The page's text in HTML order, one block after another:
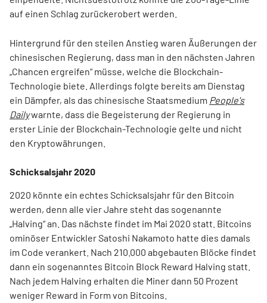
auf einen Schlag zurückerobert werden.
Hintergrund für den steilen Anstieg waren Äußerungen der
chinesischen Regierung, dass man in den nächsten Jahren
„Chancen ergreifen“ müsse, welche die Blockchain-
Technologie biete. Allerdings folgte bereits am Dienstag
ein Dämpfer, als das chinesische Staatsmedium People's
Dailywarnte, dass die Begeisterung der Regierung in
erster Linie der Blockchain-Technologie gelte und nicht
den Kryptowährungen.
Schicksalsjahr 2020
2020 könnte ein echtes Schicksalsjahr für den Bitcoin
werden, denn alle vier Jahre steht das sogenannte
„Halving“ an. Das nächste findet im Mai 2020 statt. Bitcoins
ominöser Entwickler Satoshi Nakamoto hatte dies damals
im Code verankert. Nach 210.000 abgebauten Blöcke findet
dann ein sogenanntes Bitcoin Block Reward Halving statt.
Nach jedem Halving erhalten die Miner dann 50 Prozent
weniger Reward in Form von Bitcoins.